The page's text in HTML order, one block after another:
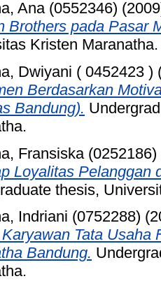
Ana (0552346)
Brothers pada Pasar
Kristen Maranatha.
Dwiyani ( 0452423 )
Berdasarkan
Bandung).
Fransiska (0252186)
Loyalitas Pelanggan
thesis,
Indriani (0752288)
Tata Usaha
Bandung.